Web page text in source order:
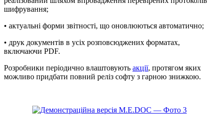
шифрування;
• актуальні форми звітності, що оновлюються автоматично;
• друк документів в усіх розповсюджених форматах,
включаючи PDF.
Розробники періодично влаштовують акції, протягом яких
можливо придбати повний реліз софту з гарною знижкою.